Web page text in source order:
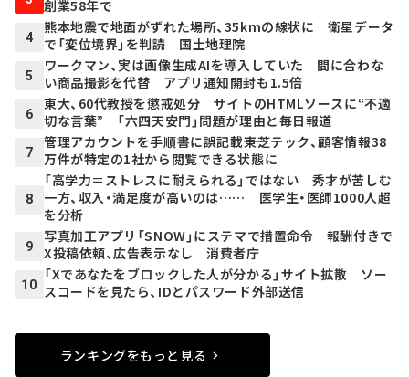
創業58年で
4
熊本地震で地面がずれた場所、35kmの線状に 衛星データ
で「変位境界」を判読 国土地理院
5
ワークマン、実は画像生成AIを導入していた 間に合わな
い商品撮影を代替 アプリ通知開封も1.5倍
6
東大、60代教授を懲戒処分 サイトのHTMLソースに“不適
切な言葉” 「六四天安門」問題が理由と毎日報道
7
管理アカウントを手順書に誤記載――東芝テック、顧客情報38
万件が特定の1社から閲覧できる状態に
8
「高学力＝ストレスに耐えられる」ではない 秀才が苦しむ
一方、収入・満足度が高いのは…… 医学生・医師1000人超
を分析
9
写真加工アプリ「SNOW」にステマで措置命令 報酬付きで
X投稿依頼、広告表示なし 消費者庁
10
「Xであなたをブロックした人が分かる」サイト拡散 ソー
スコードを見たら、IDとパスワード外部送信
ランキングをもっと見る